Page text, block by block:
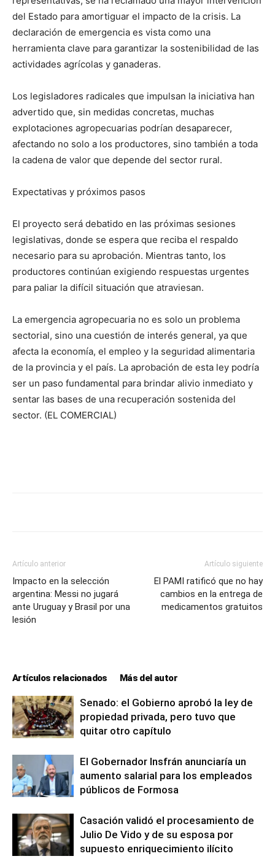
del Estado para amortiguar el impacto de la crisis. La
declaración de emergencia es vista como una
herramienta clave para garantizar la sostenibilidad de las
actividades agrícolas y ganaderas.
Los legisladores radicales que impulsan la iniciativa han
advertido que, sin medidas concretas, muchas
explotaciones agropecuarias podrían desaparecer,
afectando no solo a los productores, sino también a toda
la cadena de valor que depende del sector rural.
Expectativas y próximos pasos
El proyecto será debatido en las próximas sesiones
legislativas, donde se espera que reciba el respaldo
necesario para su aprobación. Mientras tanto, los
productores continúan exigiendo respuestas urgentes
para paliar la difícil situación que atraviesan.
La emergencia agropecuaria no es solo un problema
sectorial, sino una cuestión de interés general, ya que
afecta la economía, el empleo y la seguridad alimentaria
de la provincia y el país. La aprobación de esta ley podría
ser un paso fundamental para brindar alivio inmediato y
sentar las bases de una recuperación sostenida del
sector. (EL COMERCIAL)
Artículo anterior
Impacto en la selección
argentina: Messi no jugará
ante Uruguay y Brasil por una
lesión
Artículo siguiente
El PAMI ratificó que no hay
cambios en la entrega de
medicamentos gratuitos
Artículos relacionados Más del autor
Senado: el Gobierno aprobó la ley de
propiedad privada, pero tuvo que
quitar otro capítulo
El Gobernador Insfrán anunciaría un
aumento salarial para los empleados
públicos de Formosa
Casación validó el procesamiento de
Julio De Vido y de su esposa por
supuesto enriquecimiento ilícito